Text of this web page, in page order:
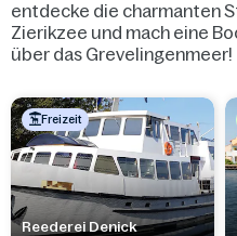
entdecke die charmanten
Zierikzee und mach eine
über das Grevelingenmeer!
Freizeit
Reederei Denick